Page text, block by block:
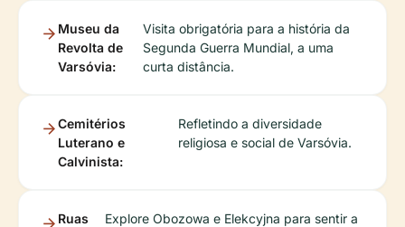
Museu da
Revolta de
Varsóvia:
Visita obrigatória para a história da
Segunda Guerra Mundial, a uma
curta distância.
Cemitérios
Luterano e
Calvinista:
Refletindo a diversidade
religiosa e social de Varsóvia.
Ruas
Explore Obozowa e Elekcyjna para sentir a